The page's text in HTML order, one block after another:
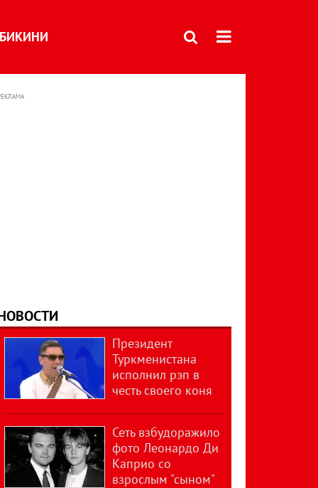
БИКИНИ
Президент
Туркменистана
исполнил рэп в
честь своего коня
Сеть взбудоражило
фото Леонардо Ди
Каприо со
взрослым "сыном"